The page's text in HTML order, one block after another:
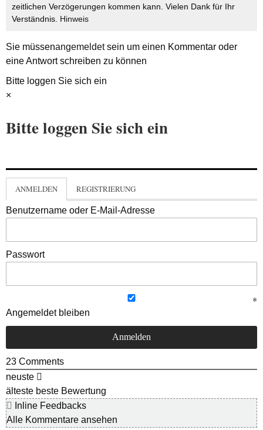
zeitlichen Verzögerungen kommen kann. Vielen Dank für Ihr
Verständnis. Hinweis
Sie müssenangemeldetsein um einen Kommentar oder
eine Antwort schreiben zu können
Bitte loggen Sie sich ein
×
Bitte loggen Sie sich ein
ANMELDEN REGISTRIERUNG
Benutzername oder E-Mail-Adresse
Passwort
Angemeldet bleiben
23 Comments
neuste
älteste beste Bewertung
Inline Feedbacks
Alle Kommentare ansehen